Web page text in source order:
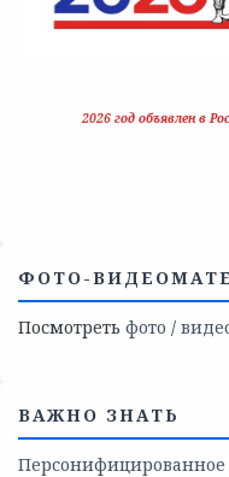
2026 год объявлен в
ФОТО-
Посмотреть фото /
ВАЖНО ЗНАТЬ